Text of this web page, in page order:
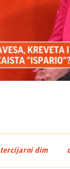
tercijarni dim